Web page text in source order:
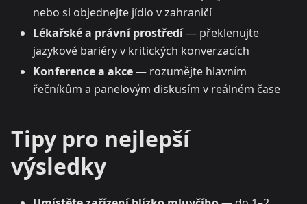
nebo si objednejte jídlo v zahraničí
Lékařské a právní prostředí— překlenujte
jazykové bariéry v kritických konverzacích
Konference a akce— rozumějte hlavním
řečníkům a panelovým diskusím v reálném čase
Tipy pro nejlepší
výsledky